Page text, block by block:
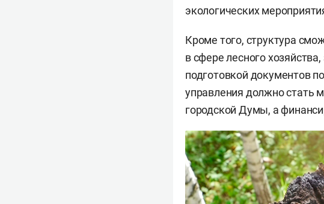
экологических
Кроме того, структура
в сфере лесного
подготовкой документов
управления должно стать
городской Думы, а